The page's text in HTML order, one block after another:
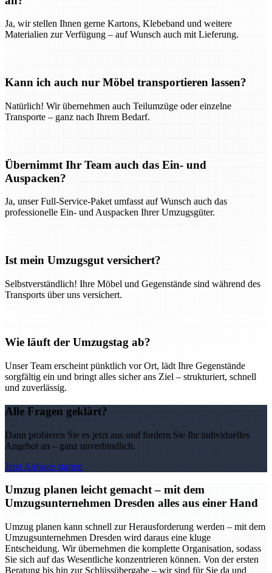
Ja, wir stellen Ihnen gerne Kartons, Klebeband und weitere
Materialien zur Verfügung – auf Wunsch auch mit Lieferung.
Kann ich auch nur Möbel transportieren lassen?
Natürlich! Wir übernehmen auch Teilumzüge oder einzelne
Transporte – ganz nach Ihrem Bedarf.
Übernimmt Ihr Team auch das Ein- und
Auspacken?
Ja, unser Full-Service-Paket umfasst auf Wunsch auch das
professionelle Ein- und Auspacken Ihrer Umzugsgüter.
Ist mein Umzugsgut versichert?
Selbstverständlich! Ihre Möbel und Gegenstände sind während des
Transports über uns versichert.
Wie läuft der Umzugstag ab?
Unser Team erscheint pünktlich vor Ort, lädt Ihre Gegenstände
sorgfältig ein und bringt alles sicher ans Ziel – strukturiert, schnell
und zuverlässig.
Alle Fragen geklärt?
Dann probieren Sie es jetzt aus und fordern Sie Ihr individuelles
Angebot an – ganz unverbindlich.
Jetzt Anfrage starten
Umzug planen leicht gemacht – mit dem
Umzugsunternehmen Dresden alles aus einer Hand
Umzug planen kann schnell zur Herausforderung werden – mit dem
Umzugsunternehmen Dresden wird daraus eine kluge
Entscheidung. Wir übernehmen die komplette Organisation, sodass
Sie sich auf das Wesentliche konzentrieren können. Von der ersten
Beratung bis hin zur Schlüssübergabe – wir sind für Sie da und